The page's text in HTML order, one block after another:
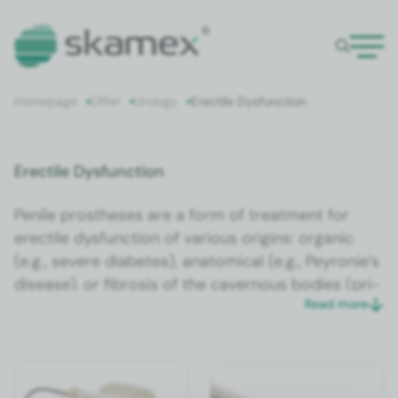
Offer Urol­o­gy Erec­tile Dys­func­tion
Erectile Dysfunction
Penile pros­the­ses are a form of treat­ment for
erec­tile dys­func­tion of var­i­ous ori­gins: organ­ic
(e.g., severe dia­betes), anatom­i­cal (e.g., Pey­ronie’s
dis­ease), or fibro­sis of the cav­ernous bod­ies (pri­
apism, infec­tions), in cas­es where oth­er treat­
Read more